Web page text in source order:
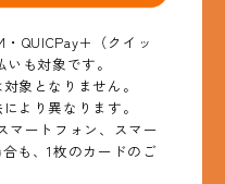
QUICPay＋（クイッ
も対象です。
象となりません。
より異なります。
マートフォン、スマー
も、1枚のカードのご